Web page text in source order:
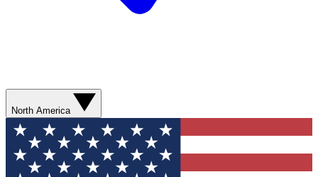
North America